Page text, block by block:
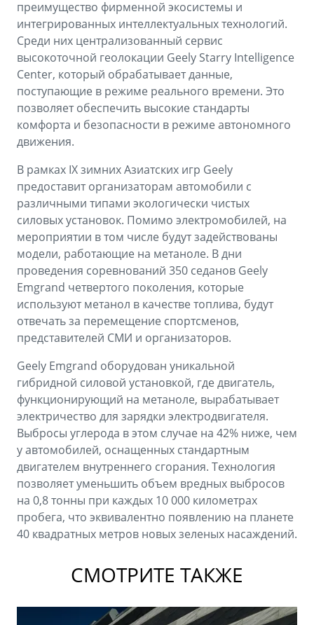
преимущество фирменной экосистемы и
интегрированных интеллектуальных технологий.
Среди них централизованный сервис
высокоточной геолокации Geely Starry Intelligence
Center, который обрабатывает данные,
поступающие в режиме реального времени. Это
позволяет обеспечить высокие стандарты
комфорта и безопасности в режиме автономного
движения.
В рамках IX зимних Азиатских игр Geely
предоставит организаторам автомобили с
различными типами экологически чистых
силовых установок. Помимо электромобилей, на
мероприятии в том числе будут задействованы
модели, работающие на метаноле. В дни
проведения соревнований 350 седанов Geely
Emgrand четвертого поколения, которые
используют метанол в качестве топлива, будут
отвечать за перемещение спортсменов,
представителей СМИ и организаторов.
Geely Emgrand оборудован уникальной
гибридной силовой установкой, где двигатель,
функционирующий на метаноле, вырабатывает
электричество для зарядки электродвигателя.
Выбросы углерода в этом случае на 42% ниже, чем
у автомобилей, оснащенных стандартным
двигателем внутреннего сгорания. Технология
позволяет уменьшить объем вредных выбросов
на 0,8 тонны при каждых 10 000 километрах
пробега, что эквивалентно появлению на планете
40 квадратных метров новых зеленых насаждений.
СМОТРИТЕ ТАКЖЕ